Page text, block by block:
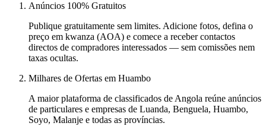
Anúncios 100% Gratuitos
Publique gratuitamente sem limites. Adicione fotos, defina o
preço em kwanza (AOA) e comece a receber contactos
directos de compradores interessados — sem comissões nem
taxas ocultas.
Milhares de Ofertas em Huambo
A maior plataforma de classificados de Angola reúne anúncios
de particulares e empresas de Luanda, Benguela, Huambo,
Soyo, Malanje e todas as províncias.